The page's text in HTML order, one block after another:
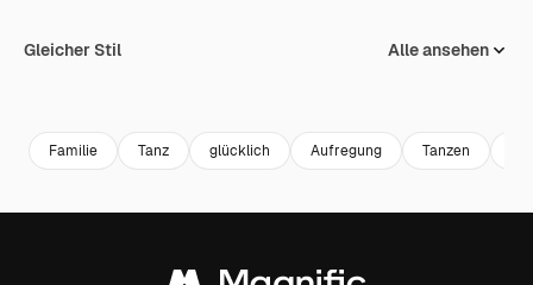
Gleicher Stil Alle ansehen
Familie Tanz glücklich Aufregung Tanzen